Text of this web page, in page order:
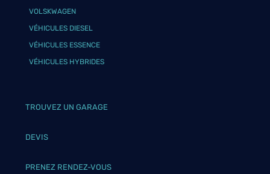
VOLSKWAGEN
VÉHICULES DIESEL
VÉHICULES ESSENCE
VÉHICULES HYBRIDES
TROUVEZ UN GARAGE
DEVIS
PRENEZ RENDEZ-VOUS